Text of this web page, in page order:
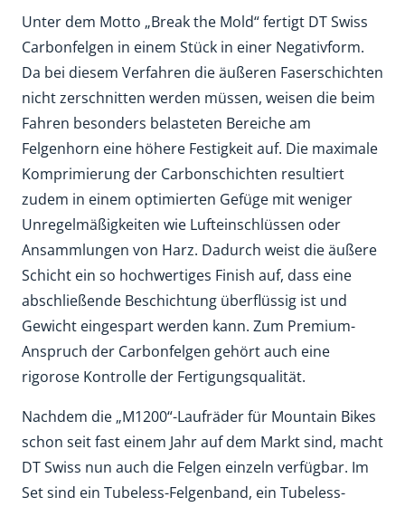
Unter dem Motto „Break the Mold“ fertigt DT Swiss
Carbonfelgen in einem Stück in einer Negativform.
Da bei diesem Verfahren die äußeren Faserschichten
nicht zerschnitten werden müssen, weisen die beim
Fahren besonders belasteten Bereiche am
Felgenhorn eine höhere Festigkeit auf. Die maximale
Komprimierung der Carbonschichten resultiert
zudem in einem optimierten Gefüge mit weniger
Unregelmäßigkeiten wie Lufteinschlüssen oder
Ansammlungen von Harz. Dadurch weist die äußere
Schicht ein so hochwertiges Finish auf, dass eine
abschließende Beschichtung überflüssig ist und
Gewicht eingespart werden kann. Zum Premium-
Anspruch der Carbonfelgen gehört auch eine
rigorose Kontrolle der Fertigungsqualität.
Nachdem die „M1200“-Laufräder für Mountain Bikes
schon seit fast einem Jahr auf dem Markt sind, macht
DT Swiss nun auch die Felgen einzeln verfügbar. Im
Set sind ein Tubeless-Felgenband, ein Tubeless-